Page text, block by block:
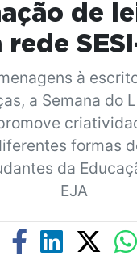
de
rede
à
a Semana do
formas
da
EJA